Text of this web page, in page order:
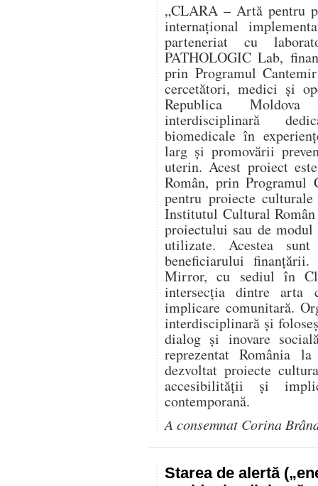
„CLARA – Artă pentru
internațional
parteneriat cu
PATHOLOGIC Lab,
prin Programul
cercetători, medici și
Republica
interdisciplinară
biomedicale în
larg și promovării
uterin. Acest proiect
Român, prin Programul
pentru proiecte
Institutul Cultural
proiectului sau de
utilizate. Acestea
beneficiarului
Mirror, cu sediul în
intersecția dintre arta
implicare comunitară.
interdisciplinară și
dialog și inovare
reprezentat România
dezvoltat proiecte
accesibilității și
contemporană.
A consemnat Corina
Starea de alertă